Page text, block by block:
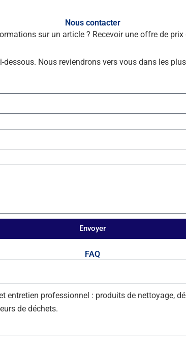
compression
principales Les
polyéthylène 500
proprietés: Longue
plus résitant à
ramolissement
Nous contacter
sur un article ? Recevoir une offre de
Nous reviendrons vers vous dans les
Envoyer
FAQ
entretien professionnel : produits de nettoyage,
de déchets.